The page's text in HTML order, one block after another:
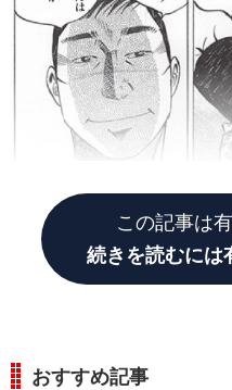
この記事は
続きを読むには
おすすめ記事